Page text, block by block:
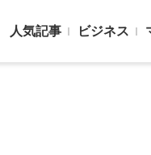
人気記事 ビジネス